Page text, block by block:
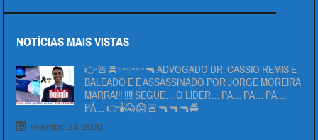
NOTÍCIAS MAIS VISTAS
👉🚨🚔⚰⚰⚰🔫 ADVOGADO DR. CÁSSIO REMIS É
BALEADO E É ASSASSINADO POR JORGE MOREIRA
MARRA!!! !!!! SEGUE… O LÍDER… PÄ… PÄ… PÁ…
PÁ… 👉🕯😱😱🚨🔫🔫🔫🚔
setembro 24, 2020